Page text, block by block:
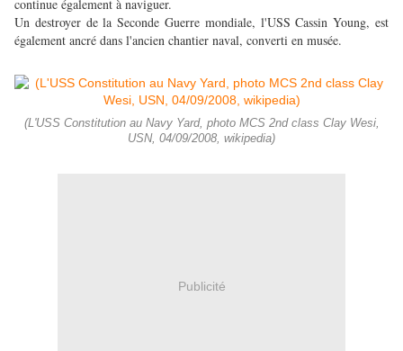
continue également à naviguer.
Un destroyer de la Seconde Guerre mondiale, l'USS Cassin Young, est
également ancré dans l'ancien chantier naval, converti en musée.
(L'USS Constitution au Navy Yard, photo MCS 2nd class Clay Wesi,
USN, 04/09/2008, wikipedia)
Publicité